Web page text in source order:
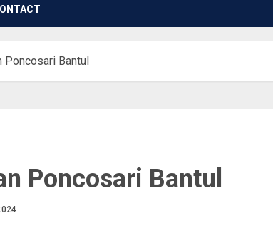
Poncosari Bantul
Poncosari Bantul